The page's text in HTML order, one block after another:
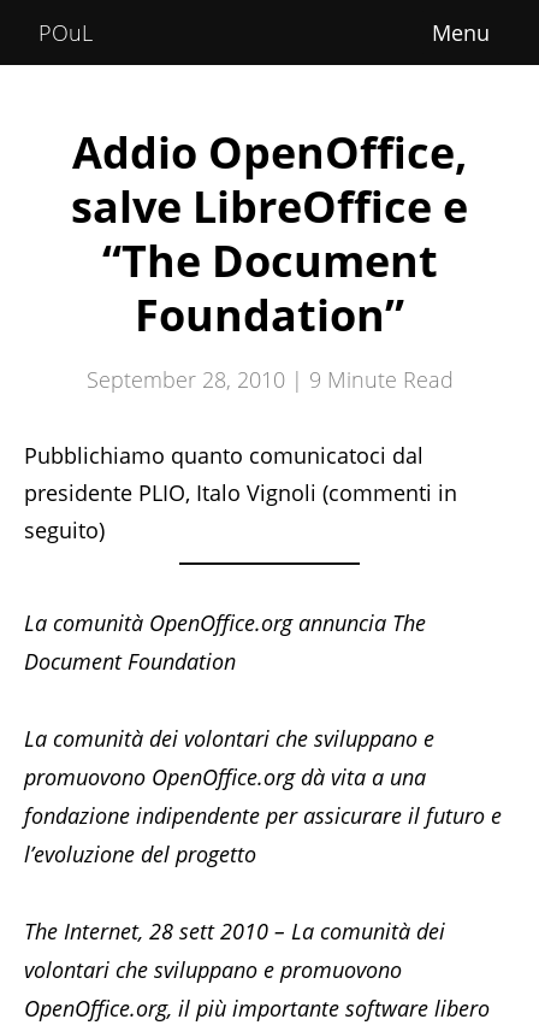
POuL
Home
Posts
Addio OpenOffice,
salve LibreOffice e
“The Document
Foundation”
September 28, 2010 | 9 Minute Read
Pubblichiamo quanto comunicatoci dal
presidente PLIO, Italo Vignoli (commenti in
seguito)
La comunità OpenOffice.org annuncia The
Document Foundation
La comunità dei volontari che sviluppano e
promuovono OpenOffice.org dà vita a una
fondazione indipendente per assicurare il futuro e
l’evoluzione del progetto
The Internet, 28 sett 2010 – La comunità dei
volontari che sviluppano e promuovono
OpenOffice.org, il più importante software libero